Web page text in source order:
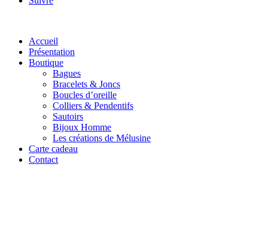
Accueil
Présentation
Boutique
Bagues
Bracelets & Joncs
Boucles d’oreille
Colliers & Pendentifs
Sautoirs
Bijoux Homme
Les créations de Mélusine
Carte cadeau
Contact